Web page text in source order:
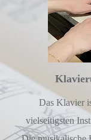
Das Klavier
vielseitigsten